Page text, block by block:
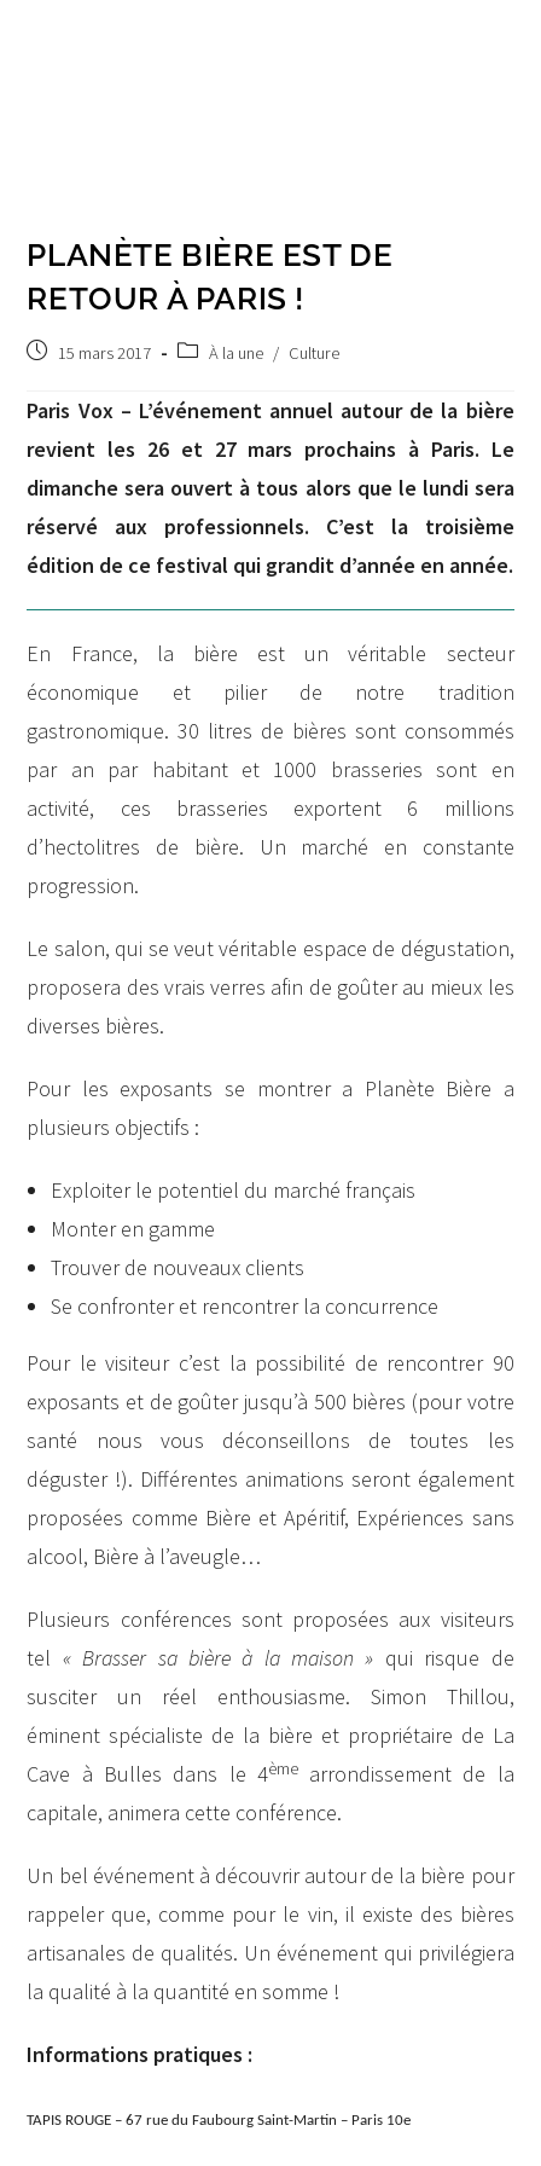
PLANÈTE BIÈRE EST DE
RETOUR À PARIS !
Post15 mars 2017
PostÀ la une / Culture
Paris Vox – L’événement annuel autour de la bière
revient les 26 et 27 mars prochains à Paris. Le
dimanche sera ouvert à tous alors que le lundi sera
réservé aux professionnels. C’est la troisième
édition de ce festival qui grandit d’année en année.
En France, la bière est un véritable secteur
économique et pilier de notre tradition
gastronomique. 30 litres de bières sont consommés
par an par habitant et 1000 brasseries sont en
activité, ces brasseries exportent 6 millions
d’hectolitres de bière. Un marché en constante
progression.
Le salon, qui se veut véritable espace de dégustation,
proposera des vrais verres afin de goûter au mieux les
diverses bières.
Pour les exposants se montrer a Planète Bière a
plusieurs objectifs :
Exploiter le potentiel du marché français
Monter en gamme
Trouver de nouveaux clients
Se confronter et rencontrer la concurrence
Pour le visiteur c’est la possibilité de rencontrer 90
exposants et de goûter jusqu’à 500 bières (pour votre
santé nous vous déconseillons de toutes les
déguster !). Différentes animations seront également
proposées comme Bière et Apéritif, Expériences sans
alcool, Bière à l’aveugle…
Plusieurs conférences sont proposées aux visiteurs
tel « Brasser sa bière à la maison » qui risque de
susciter un réel enthousiasme. Simon Thillou,
éminent spécialiste de la bière et propriétaire de La
Cave à Bulles dans le 4èmearrondissement de la
capitale, animera cette conférence.
Un bel événement à découvrir autour de la bière pour
rappeler que, comme pour le vin, il existe des bières
artisanales de qualités. Un événement qui privilégiera
la qualité à la quantité en somme !
Informations pratiques :
TAPIS ROUGE – 67 rue du Faubourg Saint-Martin – Paris 10e